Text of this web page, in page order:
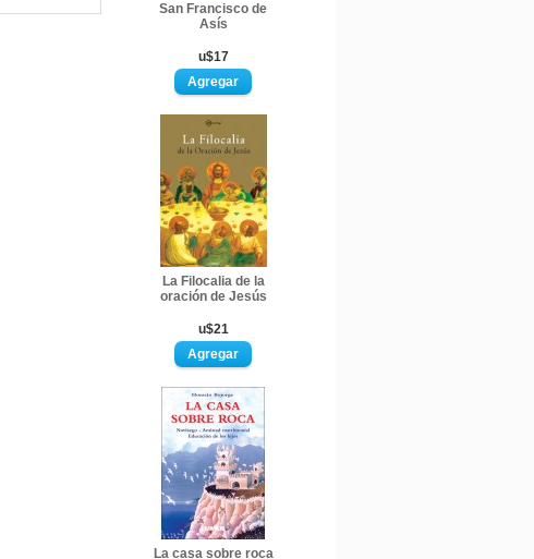
San Francisco de
Asís
u$17
La Filocalia de la
oración de Jesús
u$21
La casa sobre roca